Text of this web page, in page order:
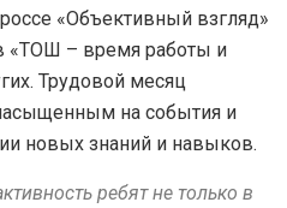
«Объективный взгляд»
«ТОШ – время работы и
Трудовой месяц
на события и
новых знаний и навыков.
ребят не только в